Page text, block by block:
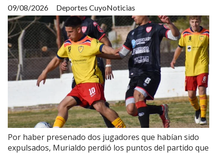
Deportes CuyoNoticias
09/08/2026
Por haber presenado dos jugadores que habían sido
expulsados, Murialdo perdió los puntos del partido que